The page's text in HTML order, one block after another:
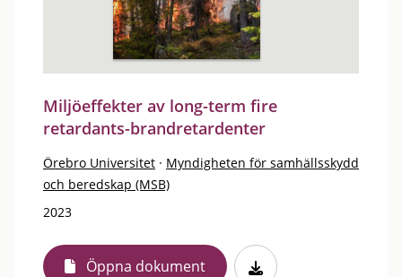
Miljöeffekter av long-term fire
retardants-brandretardenter
Örebro Universitet · Myndigheten för samhällsskydd
och beredskap (MSB)
2023
Öppna dokument